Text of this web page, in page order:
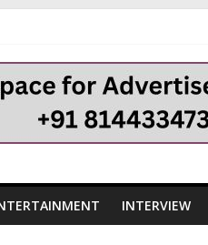
INTERVIEW